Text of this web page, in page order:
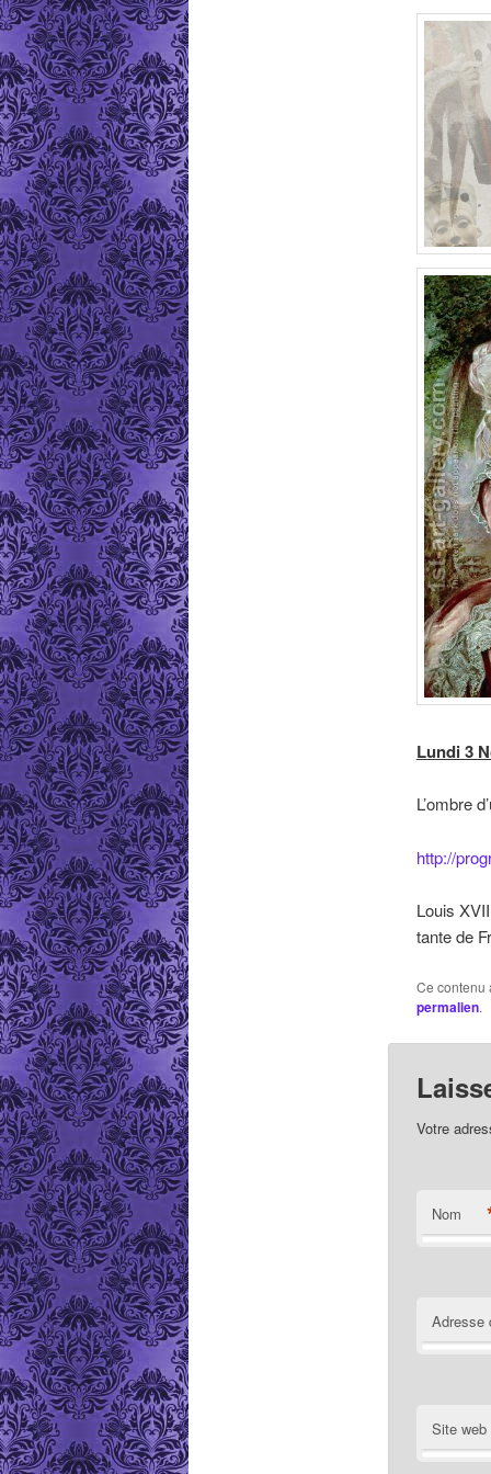
Lundi 3
L’ombre
http://
Louis
tante de
Ce contenu
permalien.
Votre
Nom
Adresse
Site web